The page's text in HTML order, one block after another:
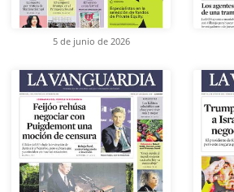
5 de junio de 2026